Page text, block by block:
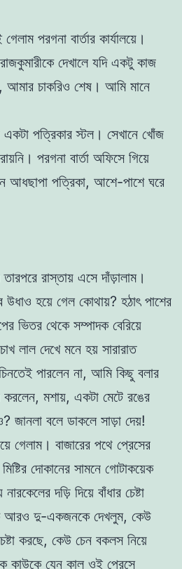
পরগনা বার্তার কার্যালয়ে।
দেখালে যদি একটু কাজ
চাকরিও শেষ। আমি মানে
একটা পত্রিকার স্টল। সেখানে খোঁজ
পরগনা বার্তা অফিসে গিয়ে
আধছাপা পত্রিকা, আশে-পাশে ঘরে
রাস্তায় এসে দাঁড়ালাম।
হয়ে গেল কোথায়? হঠাৎ পাশের
ভিতর থেকে সম্পাদক বেরিয়ে
দেখে মনে হয় সারারাত
পারলেন না, আমি কিছু বলার
মশায়, একটা মেটে রঙের
জানলা বলে ডাকলে সাড়া দেয়!
গেলাম। বাজারের পথে প্রেসের
দোকানের সামনে গোটাকয়েক
দড়ি দিয়ে বাঁধার চেষ্টা
আরও দু-একজনকে দেখলুম, কেউ
করছে, কেউ চেন বকলস নিয়ে
কাউকে যেন কাল ওই প্রেসে